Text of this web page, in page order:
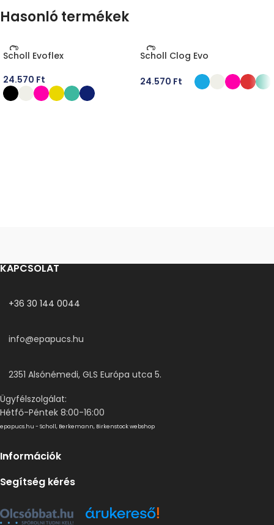
Hasonló termékek
Scholl Evoflex
24.570 Ft
Scholl Clog Evo
24.570 Ft
KAPCSOLAT
+36 30 144 0044
info@epapucs.hu
2351 Alsónémedi, GLS Európa utca 5.
Ügyfélszolgálat:
Hétfő-Péntek 8:00-16:00
epapucs.hu - Scholl, Berkemann, Birkenstock webshop
Információk
Segítség kérés